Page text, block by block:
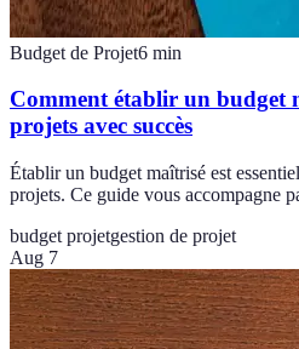
Budget de Projet6 min
Comment établir un budget
projets avec succès
Établir un budget maîtrisé est
projets. Ce guide vous accompagne
budget projetgestion de projet
Aug 7